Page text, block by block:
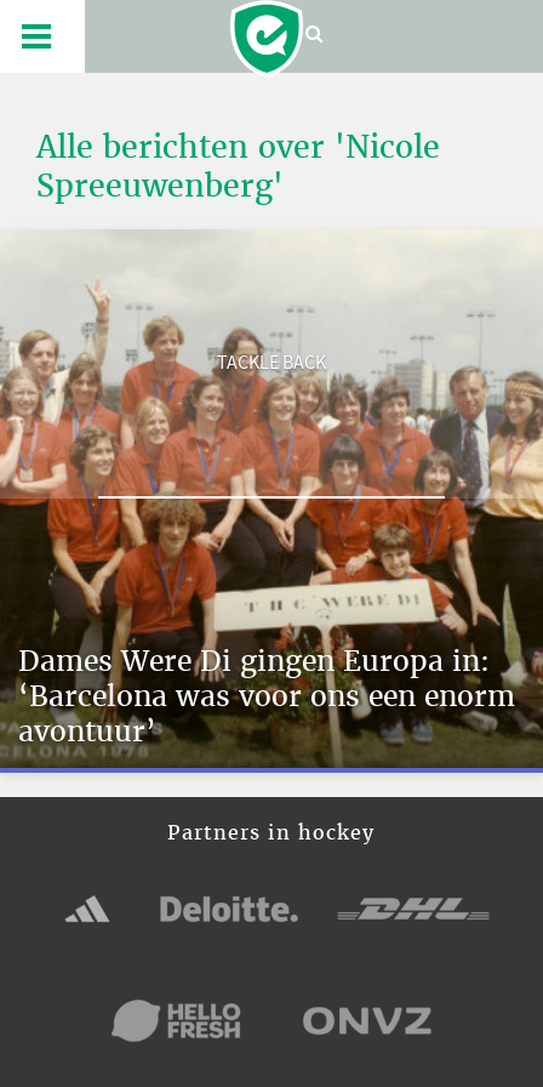
Alle berichten over 'Nicole
Spreeuwenberg'
TACKLE BACK
Dames Were Di gingen Europa in:
‘Barcelona was voor ons een enorm
avontuur’
Partners in hockey